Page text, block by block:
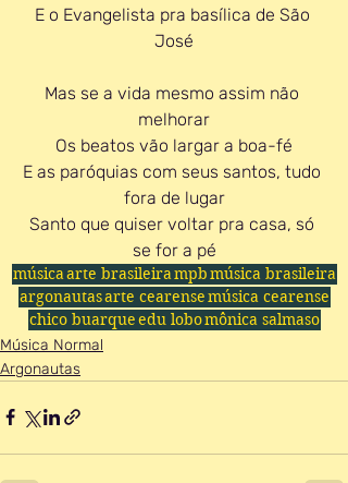
E o Evangelista pra basílica de São
José
Mas se a vida mesmo assim não
melhorar
Os beatos vão largar a boa-fé
E as paróquias com seus santos, tudo
fora de lugar
Santo que quiser voltar pra casa, só
se for a pé
músicaarte brasileirampbmúsica brasileira
argonautasarte cearensemúsica cearense
chico buarqueedu lobomônica salmaso
Música Normal
Argonautas